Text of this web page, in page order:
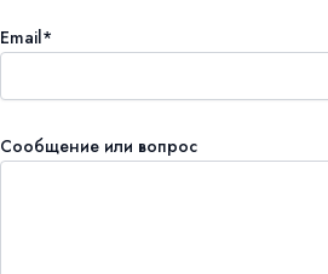
Email*
Сообщение или вопрос